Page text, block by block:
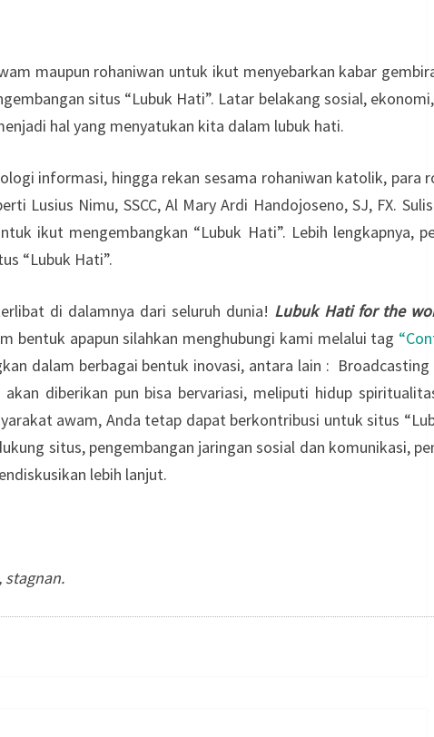
maupun rohaniwan untuk ikut menyebarkan kabar
situs “Lubuk Hati”. Latar belakang sosial,
hal yang menyatukan kita dalam lubuk hati.
informasi, hingga rekan sesama rohaniwan katolik, para
Lusius Nimu, SSCC, Al Mary Ardi Handojoseno, SJ, FX.
ikut mengembangkan “Lubuk Hati”. Lebih lengkapnya,
“Lubuk Hati”.
di dalamnya dari seluruh dunia! Lubuk Hati for the
bentuk apapun silahkan menghubungi kami melalui tag
dalam berbagai bentuk inovasi, antara lain : Broadcasting
diberikan pun bisa bervariasi, meliputi hidup
awam, Anda tetap dapat berkontribusi untuk situs
situs, pengembangan jaringan sosial dan komunikasi,
lebih lanjut.
stagnan.